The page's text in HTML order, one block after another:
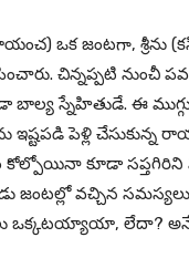
ఒక జంటగా, శ్రీను
చిన్నప్పటి నుంచీ పవన్
బాల్య స్నేహితుడే. ఈ
పెళ్లి చేసుకున్న
కోల్పోయినా కూడా సప్తగిరిని
జంటల్లో వచ్చిన
ఒక్కటయ్యాయా, లేదా?